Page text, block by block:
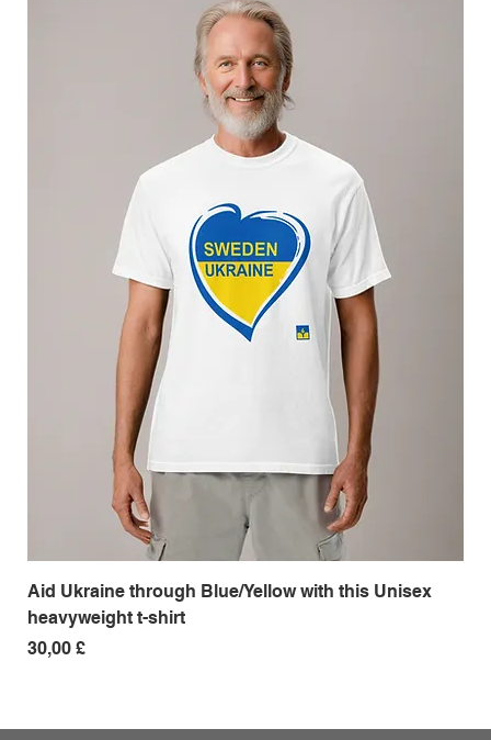
Aid Ukraine through Blue/Yellow with this Unisex
heavyweight t-shirt
Prezzo
30,00 £